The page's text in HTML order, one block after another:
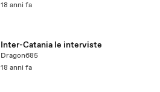
18 anni fa
Inter-Catania le interviste
Dragon685
18 anni fa